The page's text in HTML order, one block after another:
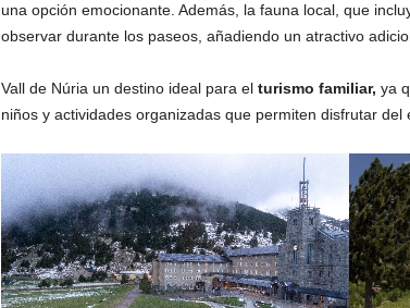
una opción emocionante. Además, la fauna local, que
observar durante los paseos, añadiendo un atractivo
Vall de Núria un destino ideal para el turismo familiar, ya
niños y actividades organizadas que permiten disfrutar del